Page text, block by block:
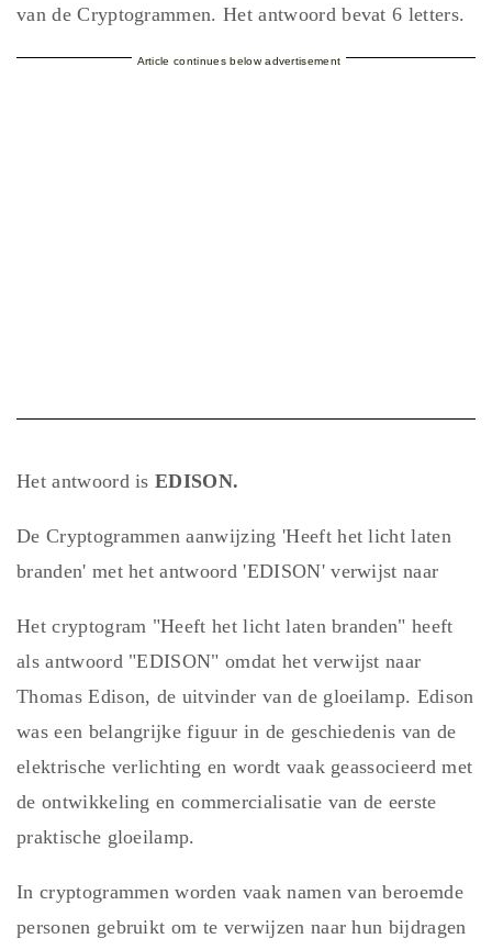
van de Cryptogrammen. Het antwoord bevat 6 letters.
Article continues below advertisement
Het antwoord isEDISON.
De Cryptogrammen aanwijzing 'Heeft het licht laten
branden' met het antwoord 'EDISON' verwijst naar
Het cryptogram "Heeft het licht laten branden" heeft
als antwoord "EDISON" omdat het verwijst naar
Thomas Edison, de uitvinder van de gloeilamp. Edison
was een belangrijke figuur in de geschiedenis van de
elektrische verlichting en wordt vaak geassocieerd met
de ontwikkeling en commercialisatie van de eerste
praktische gloeilamp.
In cryptogrammen worden vaak namen van beroemde
personen gebruikt om te verwijzen naar hun bijdragen